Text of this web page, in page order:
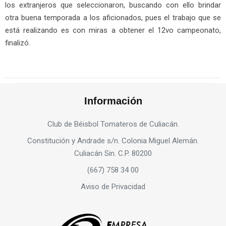
los extranjeros que seleccionaron, buscando con ello brindar
otra buena temporada a los aficionados, pues el trabajo que se
está realizando es con miras a obtener el 12vo campeonato,
finalizó.
Información
Club de Béisbol Tomateros de Culiacán.
Constitución y Andrade s/n. Colonia Miguel Alemán.
Culiacán Sin. C.P. 80200
(667) 758 34 00
Aviso de Privacidad